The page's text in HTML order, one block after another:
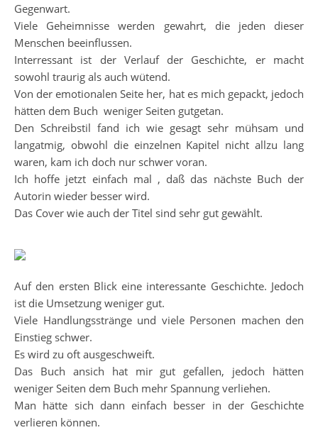
Gegenwart.
Viele Geheimnisse werden gewahrt, die jeden dieser
Menschen beeinflussen.
Interressant ist der Verlauf der Geschichte, er macht
sowohl traurig als auch wütend.
Von der emotionalen Seite her, hat es mich gepackt, jedoch
hätten dem Buch weniger Seiten gutgetan.
Den Schreibstil fand ich wie gesagt sehr mühsam und
langatmig, obwohl die einzelnen Kapitel nicht allzu lang
waren, kam ich doch nur schwer voran.
Ich hoffe jetzt einfach mal , daß das nächste Buch der
Autorin wieder besser wird.
Das Cover wie auch der Titel sind sehr gut gewählt.
Auf den ersten Blick eine interessante Geschichte. Jedoch
ist die Umsetzung weniger gut.
Viele Handlungsstränge und viele Personen machen den
Einstieg schwer.
Es wird zu oft ausgeschweift.
Das Buch ansich hat mir gut gefallen, jedoch hätten
weniger Seiten dem Buch mehr Spannung verliehen.
Man hätte sich dann einfach besser in der Geschichte
verlieren können.